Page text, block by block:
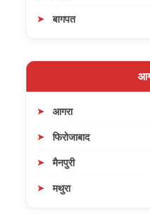
बागपत
आगरा
फिरोजाबाद
मैनपुरी
मथुरा